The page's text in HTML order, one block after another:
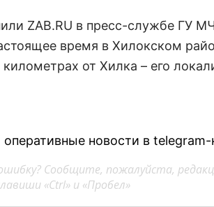
ZAB.RU в пресс-службе ГУ
время в Хилокском
от Хилка – его
новости в telegram-
Сообщите, пожалуйста,
«Ctrl» и «Пробел»